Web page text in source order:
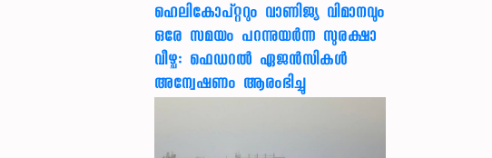
ഹെലികോപ്റ്ററും വാണിജ്യ വിമാനവും
ഒരേ സമയം പറന്നുയര്‍ന്ന സുരക്ഷാ
വീഴ്ച: ഫെഡറല്‍ ഏജന്‍സികള്‍
അന്വേഷണം ആരംഭിച്ചു